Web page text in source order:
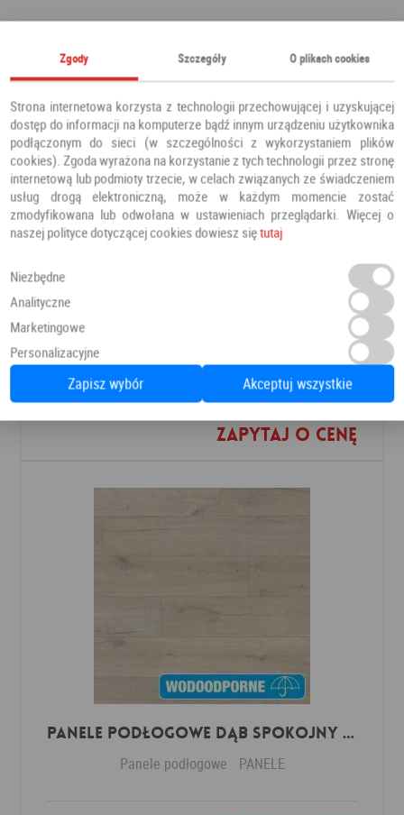
Panele Podłogowe Dab Patynowy Klasyczny Szary IMU3560 AC5 12 mm
Panele podłogowe PANELE
Zapytaj o cenę
Dodaj do ulubionych
Panele Podłogowe Dąb Spokojny Jasny IMU1854 AC5 12 mm
Panele podłogowe PANELE
Zgody Szczegóły O plikach cookies
Strona internetowa korzysta z technologii przechowującej i uzyskującej
dostęp do informacji na komputerze bądź innym urządzeniu użytkownika
podłączonym do sieci (w szczególności z wykorzystaniem plików
cookies). Zgoda wyrażona na korzystanie z tych technologii przez stronę
internetową lub podmioty trzecie, w celach związanych ze świadczeniem
usług drogą elektroniczną, może w każdym momencie zostać
zmodyfikowana lub odwołana w ustawieniach przeglądarki. Więcej o
naszej polityce dotyczącej cookies dowiesz siętutaj
Niezbędne
Analityczne
Marketingowe
Personalizacyjne
Zapisz wybór Akceptuj wszystkie